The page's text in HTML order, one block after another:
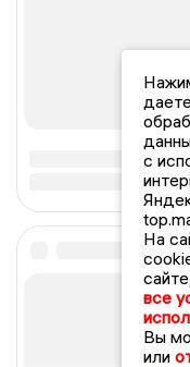
с
На
все
Вы
или